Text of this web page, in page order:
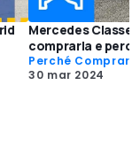
Mercedes Classe
comprarla e
Perché
30 mar 2024